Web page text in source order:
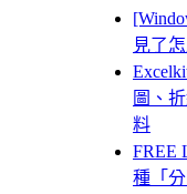
見了
圖、
料
FREE
種「